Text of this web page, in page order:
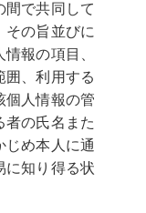
間で共同して
その旨並びに
報の項目、
囲、利用する
個人情報の管
者の氏名また
じめ本人に通
に知り得る状